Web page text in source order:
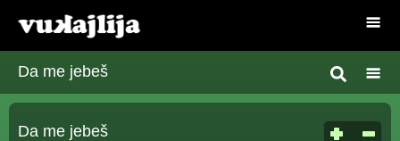
Da me jebeš
Da me jebeš